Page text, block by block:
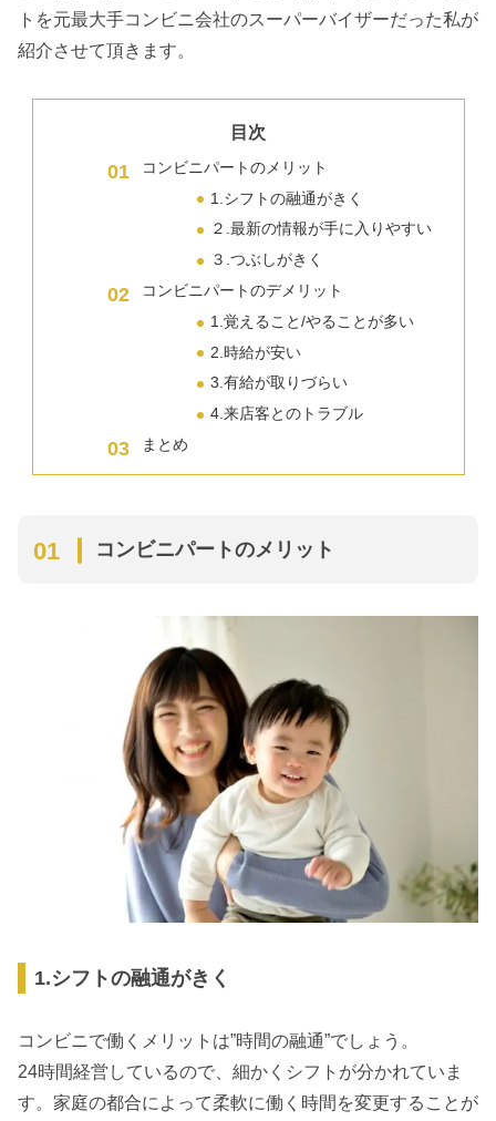
トを元最大手コンビニ会社のスーパーバイザーだった私が
紹介させて頂きます。
目次
コンビニパートのメリット
1.シフトの融通がきく
２.最新の情報が手に入りやすい
３.つぶしがきく
コンビニパートのデメリット
1.覚えること/やることが多い
2.時給が安い
3.有給が取りづらい
4.来店客とのトラブル
まとめ
コンビニパートのメリット
1.シフトの融通がきく
コンビニで働くメリットは”時間の融通”でしょう。
24時間経営しているので、細かくシフトが分かれていま
す。家庭の都合によって柔軟に働く時間を変更することが